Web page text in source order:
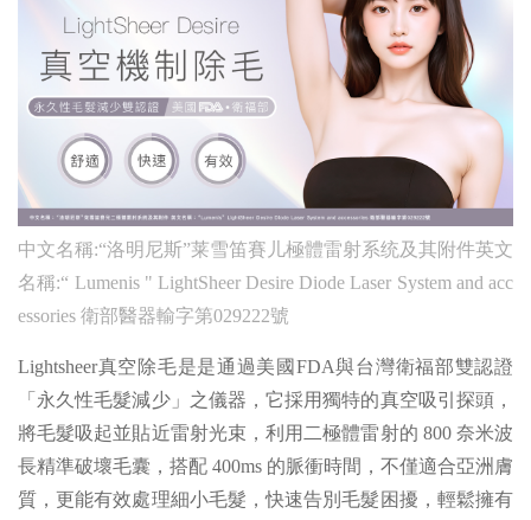
中文名稱:“洛明尼斯”莱雪笛賽儿極體雷射系统及其附件英文
名稱:“ Lumenis " LightSheer Desire Diode Laser System and acc
essories 衛部醫器輸字第029222號
Lightsheer真空除毛是是通過美國FDA與台灣衛福部雙認證
「永久性毛髮減少」之儀器，它採用獨特的真空吸引探頭，
將毛髮吸起並貼近雷射光束，利用二極體雷射的 800 奈米波
長精準破壞毛囊，搭配 400ms 的脈衝時間，不僅適合亞洲膚
質，更能有效處理細小毛髮，快速告別毛髮困擾，輕鬆擁有